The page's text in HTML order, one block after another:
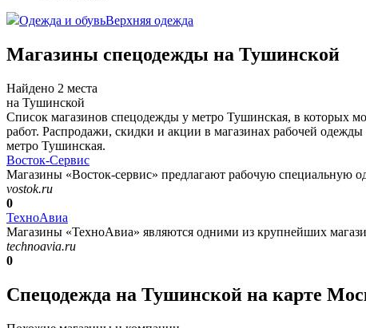
Одежда и обувьВерхняя одежда
Магазины спецодежды на Тушинской
Найдено 2 места
на Тушинской
Список магазинов спецодежды у метро Тушинская, в которых
работ. Распродажи, скидки и акции в магазинах рабочей
метро Тушинская.
Восток-Сервис
Магазины «Восток-сервис» предлагают рабочую специальную
vostok.ru
0
ТехноАвиа
Магазины «ТехноАвиа» являются одними из крупнейших
technoavia.ru
0
Спецодежда на Тушинской на карте